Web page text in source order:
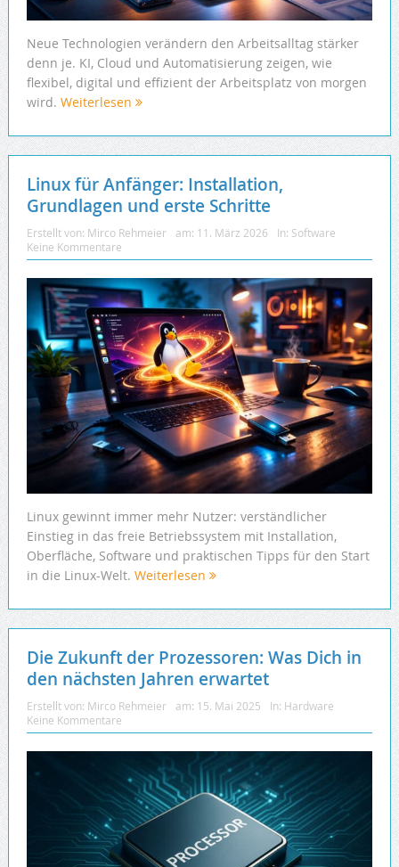
Neue Technologien verändern den Arbeitsalltag stärker
denn je. KI, Cloud und Automatisierung zeigen, wie
flexibel, digital und effizient der Arbeitsplatz von morgen
wird. Weiterlesen
Linux für Anfänger: Installation,
Grundlagen und erste Schritte
Erstellt von: Mirco Rehmeier am: 11. März 2026 In: Software
Keine Kommentare
Linux gewinnt immer mehr Nutzer: verständlicher
Einstieg in das freie Betriebssystem mit Installation,
Oberfläche, Software und praktischen Tipps für den Start
in die Linux-Welt. Weiterlesen
Die Zukunft der Prozessoren: Was Dich in
den nächsten Jahren erwartet
Erstellt von: Mirco Rehmeier am: 15. Mai 2025 In: Hardware
Keine Kommentare